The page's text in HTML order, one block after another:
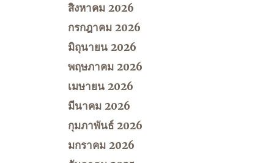
สิงหาคม 2026
กรกฎาคม 2026
มิถุนายน 2026
พฤษภาคม 2026
เมษายน 2026
มีนาคม 2026
กุมภาพันธ์ 2026
มกราคม 2026